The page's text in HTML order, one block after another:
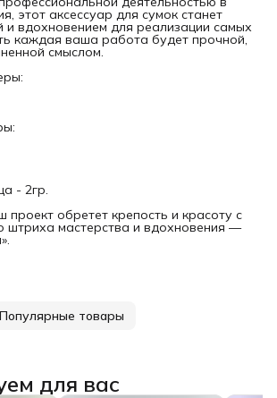
этот аксессуар для сумок станет
вдохновением для реализации самых
каждая ваша работа будет прочной,
смыслом.
- 2гр.
обретет крепость и красоту с
штриха мастерства и вдохновения —
Популярные товары
для вас